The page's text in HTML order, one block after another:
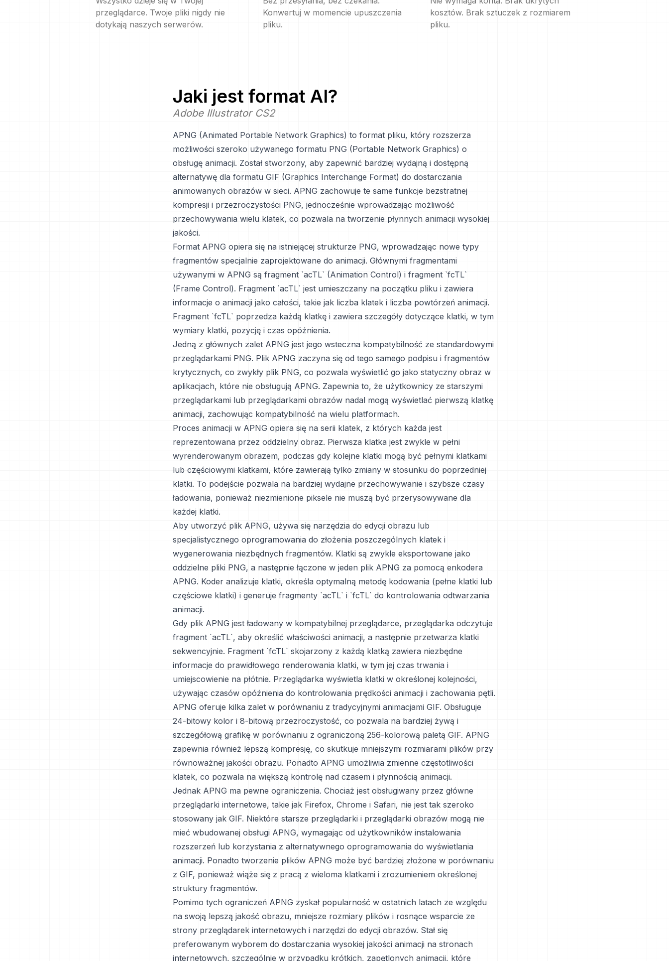
przeglądarce. Twoje pliki nigdy nie
dotykają naszych serwerów.
Konwertuj w momencie upuszczenia
pliku.
kosztów. Brak sztuczek z rozmiarem
pliku.
Jaki jest format AI?
Adobe Illustrator CS2
APNG (Animated Portable Network Graphics) to format pliku, który rozszerza
możliwości szeroko używanego formatu PNG (Portable Network Graphics) o
obsługę animacji. Został stworzony, aby zapewnić bardziej wydajną i dostępną
alternatywę dla formatu GIF (Graphics Interchange Format) do dostarczania
animowanych obrazów w sieci. APNG zachowuje te same funkcje bezstratnej
kompresji i przezroczystości PNG, jednocześnie wprowadzając możliwość
przechowywania wielu klatek, co pozwala na tworzenie płynnych animacji wysokiej
jakości.
Format APNG opiera się na istniejącej strukturze PNG, wprowadzając nowe typy
fragmentów specjalnie zaprojektowane do animacji. Głównymi fragmentami
używanymi w APNG są fragment `acTL` (Animation Control) i fragment `fcTL`
(Frame Control). Fragment `acTL` jest umieszczany na początku pliku i zawiera
informacje o animacji jako całości, takie jak liczba klatek i liczba powtórzeń animacji.
Fragment `fcTL` poprzedza każdą klatkę i zawiera szczegóły dotyczące klatki, w tym
wymiary klatki, pozycję i czas opóźnienia.
Jedną z głównych zalet APNG jest jego wsteczna kompatybilność ze standardowymi
przeglądarkami PNG. Plik APNG zaczyna się od tego samego podpisu i fragmentów
krytycznych, co zwykły plik PNG, co pozwala wyświetlić go jako statyczny obraz w
aplikacjach, które nie obsługują APNG. Zapewnia to, że użytkownicy ze starszymi
przeglądarkami lub przeglądarkami obrazów nadal mogą wyświetlać pierwszą klatkę
animacji, zachowując kompatybilność na wielu platformach.
Proces animacji w APNG opiera się na serii klatek, z których każda jest
reprezentowana przez oddzielny obraz. Pierwsza klatka jest zwykle w pełni
wyrenderowanym obrazem, podczas gdy kolejne klatki mogą być pełnymi klatkami
lub częściowymi klatkami, które zawierają tylko zmiany w stosunku do poprzedniej
klatki. To podejście pozwala na bardziej wydajne przechowywanie i szybsze czasy
ładowania, ponieważ niezmienione piksele nie muszą być przerysowywane dla
każdej klatki.
Aby utworzyć plik APNG, używa się narzędzia do edycji obrazu lub
specjalistycznego oprogramowania do złożenia poszczególnych klatek i
wygenerowania niezbędnych fragmentów. Klatki są zwykle eksportowane jako
oddzielne pliki PNG, a następnie łączone w jeden plik APNG za pomocą enkodera
APNG. Koder analizuje klatki, określa optymalną metodę kodowania (pełne klatki lub
częściowe klatki) i generuje fragmenty `acTL` i `fcTL` do kontrolowania odtwarzania
animacji.
Gdy plik APNG jest ładowany w kompatybilnej przeglądarce, przeglądarka odczytuje
fragment `acTL`, aby określić właściwości animacji, a następnie przetwarza klatki
sekwencyjnie. Fragment `fcTL` skojarzony z każdą klatką zawiera niezbędne
informacje do prawidłowego renderowania klatki, w tym jej czas trwania i
umiejscowienie na płótnie. Przeglądarka wyświetla klatki w określonej kolejności,
używając czasów opóźnienia do kontrolowania prędkości animacji i zachowania pętli.
APNG oferuje kilka zalet w porównaniu z tradycyjnymi animacjami GIF. Obsługuje
24-bitowy kolor i 8-bitową przezroczystość, co pozwala na bardziej żywą i
szczegółową grafikę w porównaniu z ograniczoną 256-kolorową paletą GIF. APNG
zapewnia również lepszą kompresję, co skutkuje mniejszymi rozmiarami plików przy
równoważnej jakości obrazu. Ponadto APNG umożliwia zmienne częstotliwości
klatek, co pozwala na większą kontrolę nad czasem i płynnością animacji.
Jednak APNG ma pewne ograniczenia. Chociaż jest obsługiwany przez główne
przeglądarki internetowe, takie jak Firefox, Chrome i Safari, nie jest tak szeroko
stosowany jak GIF. Niektóre starsze przeglądarki i przeglądarki obrazów mogą nie
mieć wbudowanej obsługi APNG, wymagając od użytkowników instalowania
rozszerzeń lub korzystania z alternatywnego oprogramowania do wyświetlania
animacji. Ponadto tworzenie plików APNG może być bardziej złożone w porównaniu
z GIF, ponieważ wiąże się z pracą z wieloma klatkami i zrozumieniem określonej
struktury fragmentów.
Pomimo tych ograniczeń APNG zyskał popularność w ostatnich latach ze względu
na swoją lepszą jakość obrazu, mniejsze rozmiary plików i rosnące wsparcie ze
strony przeglądarek internetowych i narzędzi do edycji obrazów. Stał się
preferowanym wyborem do dostarczania wysokiej jakości animacji na stronach
internetowych, szczególnie w przypadku krótkich, zapętlonych animacji, które